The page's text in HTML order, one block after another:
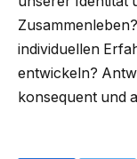
individuellen
entwickeln?
konsequent und